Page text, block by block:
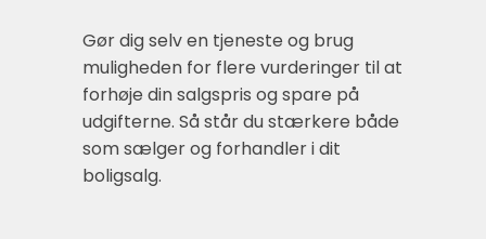
Gør dig selv en tjeneste og brug
muligheden for flere vurderinger til at
forhøje din salgspris og spare på
udgifterne. Så står du stærkere både
som sælger og forhandler i dit
boligsalg.